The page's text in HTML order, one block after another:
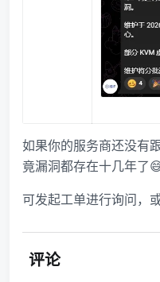
如果你的服务商还没有
竟漏洞都存在十几年了
可发起工单进行询问，
评论